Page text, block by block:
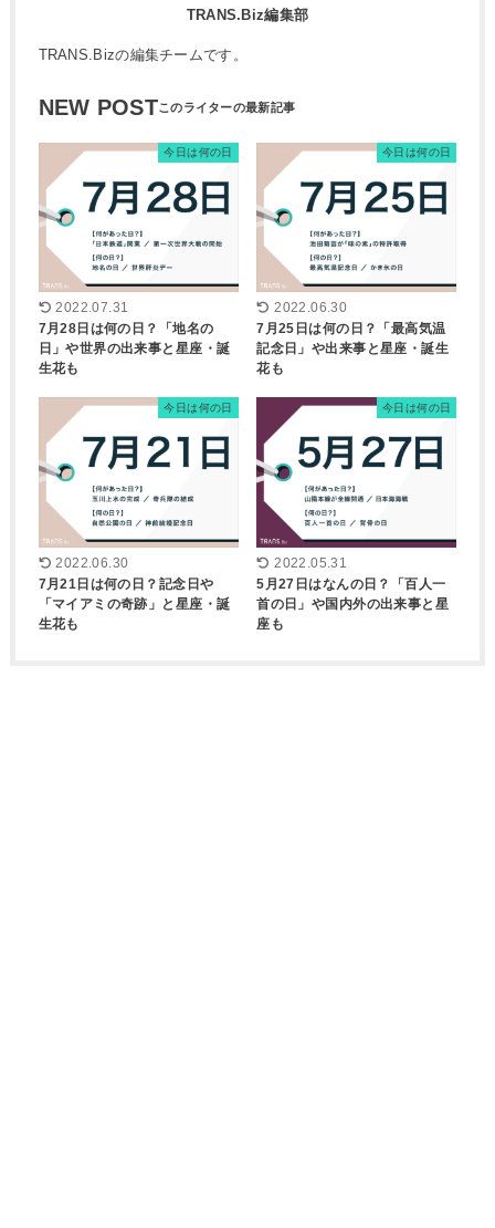
TRANS.Biz編集部
TRANS.Bizの編集チームです。
NEW POST
今日は何の日
2022.07.31
7月28日は何の日？「地名の
日」や世界の出来事と星座・誕
生花も
今日は何の日
2022.06.30
7月25日は何の日？「最高気温
記念日」や出来事と星座・誕生
花も
今日は何の日
2022.06.30
7月21日は何の日？記念日や
「マイアミの奇跡」と星座・誕
生花も
今日は何の日
2022.05.31
5月27日はなんの日？「百人一
首の日」や国内外の出来事と星
座も